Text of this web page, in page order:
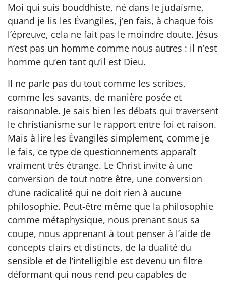
Moi qui suis bouddhiste, né dans le judaïsme,
quand je lis les Évangiles, j’en fais, à chaque fois
l’épreuve, cela ne fait pas le moindre doute. Jésus
n’est pas un homme comme nous autres : il n’est
homme qu’en tant qu’il est Dieu.
Il ne parle pas du tout comme les scribes,
comme les savants, de manière posée et
raisonnable. Je sais bien les débats qui traversent
le christianisme sur le rapport entre foi et raison.
Mais à lire les Évangiles simplement, comme je
le fais, ce type de questionnements apparaît
vraiment très étrange. Le Christ invite à une
conversion de tout notre être, une conversion
d’une radicalité qui ne doit rien à aucune
philosophie. Peut-être même que la philosophie
comme métaphysique, nous prenant sous sa
coupe, nous apprenant à tout penser à l’aide de
concepts clairs et distincts, de la dualité du
sensible et de l’intelligible est devenu un filtre
déformant qui nous rend peu capables de